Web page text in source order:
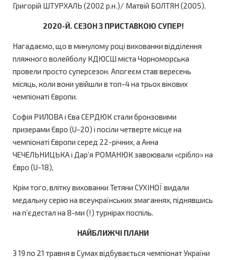
Григорій ШТУРХАЛЬ (2002 р.н.)/ Матвій БОЛТЯН (2005).
2020-Й. СЕЗОН З ПРИСТАВКОЮ СУПЕР!
Нагадаємо, що в минулому році вихованки відділення
пляжного волейболу КДЮСШ міста Чорноморська
провели просто суперсезон. Апогеєм став вересень
місяць, коли вони увійшли в топ-4 на трьох вікових
чемпіонаті Європи.
Софія РИЛОВА і Єва СЕРДЮК стали бронзовими
призерами Євро (U-20) і посіли четверте місце на
чемпіонаті Європи серед 22-річних, а Анна
ЧЕЧЕЛЬНИЦЬКА і Дар’я РОМАНЮК завоювали «срібло» на
Євро (U-18),
Крім того, влітку вихованки Тетяни СУХІНОЇ видали
медальну серію на всеукраїнських змаганнях, піднявшись
на п’єдестал на 8-ми (!) турнірах поспіль.
НАЙБЛИЖЧІ ПЛАНИ
З 19 по 21 травня в Сумах відбувається чемпіонат України